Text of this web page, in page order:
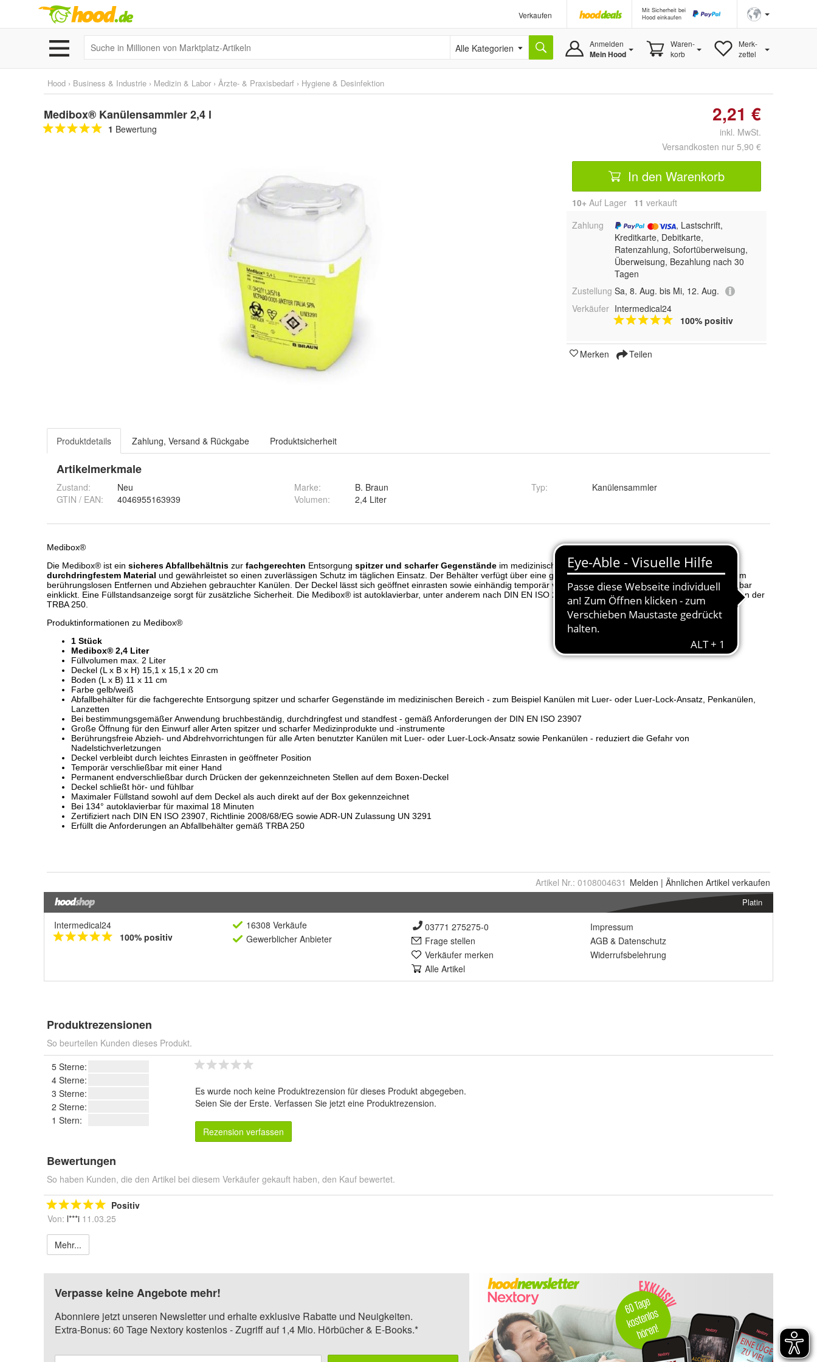
Verkaufen
Mit Sicherheit bei
Hood einkaufen
Alle Kategorien Anmelden
Mein Hood
Waren-
korb
Merk-
zettel
Hood › Business & Industrie › Medizin & Labor › Ärzte- & Praxisbedarf › Hygiene & Desinfektion
Medibox® Kanülensammler 2,4 l
1 Bewertung
2,21 €
inkl. MwSt.
Versandkosten nur 5,90 €
In den Warenkorb
10+ Auf Lager 11 verkauft
Zahlung
, Lastschrift,
Kreditkarte, Debitkarte,
Ratenzahlung, Sofortüberweisung,
Überweisung, Bezahlung nach 30
Tagen
Zustellung Sa, 8. Aug. bis Mi, 12. Aug.
Verkäufer Intermedical24
100% positiv
Merken Teilen
Produktdetails Zahlung, Versand & Rückgabe Produktsicherheit
Artikelmerkmale
Zustand:
Neu
GTIN / EAN:
4046955163939
Marke:
B. Braun
Volumen: 2,4 Liter
Typ: Kanülensammler
Artikel Nr.: 0108004631 Melden | Ähnlichen Artikel verkaufen
Platin
Intermedical24
100% positiv
16308 Verkäufe
Gewerblicher Anbieter
03771 275275-0
Frage stellen
Verkäufer merken
Alle Artikel
Impressum
AGB & Datenschutz
Widerrufsbelehrung
Produktrezensionen
So beurteilen Kunden dieses Produkt.
5 Sterne:
4 Sterne:
3 Sterne:
2 Sterne:
1 Stern:
Es wurde noch keine Produktrezension für dieses Produkt abgegeben.
Seien Sie der Erste. Verfassen Sie jetzt eine Produktrezension.
Rezension verfassen
Bewertungen
So haben Kunden, die den Artikel bei diesem Verkäufer gekauft haben, den Kauf bewertet.
Positiv
Von: l***i 11.03.25
Mehr...
Verpasse keine Angebote mehr!
Abonniere jetzt unseren Newsletter und erhalte exklusive Rabatte und Neuigkeiten.
Extra-Bonus: 60 Tage Nextory kostenlos - Zugriff auf 1,4 Mio. Hörbücher & E-Books.*